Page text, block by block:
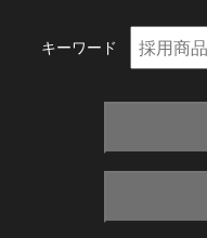
キーワード